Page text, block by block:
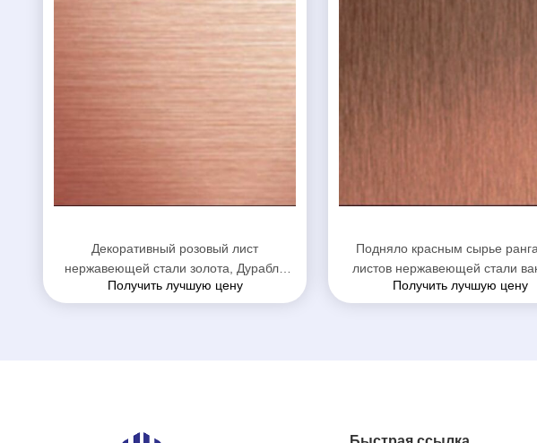
Декоративный розовый лист
нержавеющей стали золота, Дурабле
покрасил лист нержавеющей стали
Получить лучшую цену
Подняло красным сырье
листов нержавеющей стали
покрашенное
Получить лучшую цену